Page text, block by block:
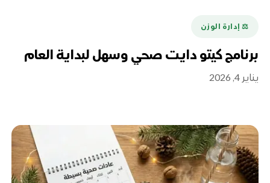
⚖️ إدارة الوزن
برنامج كيتو دايت صحي وسهل لبداية العام
يناير 4, 2026